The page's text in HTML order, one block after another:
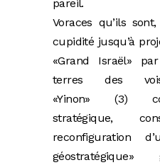
pareil.
Voraces qu’ils
cupidité jusqu’à
«Grand Israël»
terres des
«Yinon» (3)
stratégique,
reconfiguration